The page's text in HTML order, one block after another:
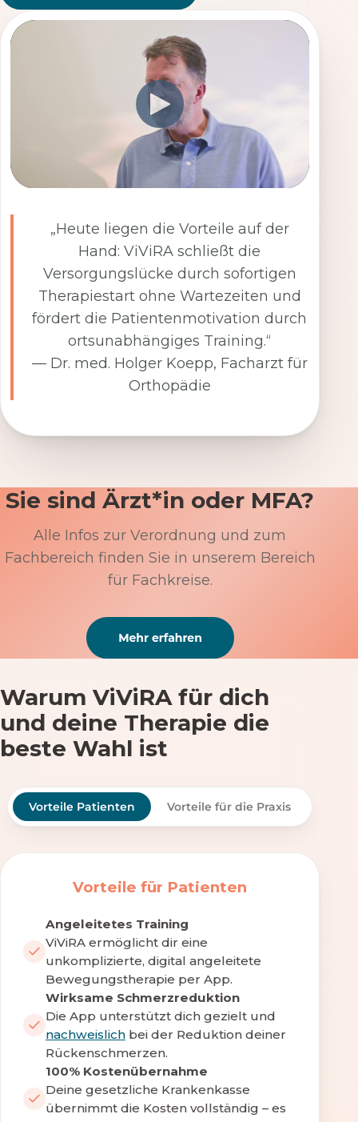
„Heute liegen die Vorteile auf der
Hand: ViViRA schließt die
Versorgungslücke durch sofortigen
Therapiestart ohne Wartezeiten und
fördert die Patientenmotivation durch
ortsunabhängiges Training.“
— Dr. med. Holger Koepp, Facharzt für
Orthopädie
Sie sind Ärzt*in oder MFA?
Alle Infos zur Verordnung und zum
Fachbereich finden Sie in unserem Bereich
für Fachkreise.
Warum ViViRA für dich
und deine Therapie die
beste Wahl ist
Vorteile Patienten Vorteile für die Praxis
Vorteile für Patienten
Angeleitetes Training
ViViRA ermöglicht dir eine
unkomplizierte, digital angeleitete
Bewegungstherapie per App.
Wirksame Schmerzreduktion
Die App unterstützt dich gezielt und
nachweislich bei der Reduktion deiner
Rückenschmerzen.
100% Kostenübernahme
Deine gesetzliche Krankenkasse
übernimmt die Kosten vollständig – es